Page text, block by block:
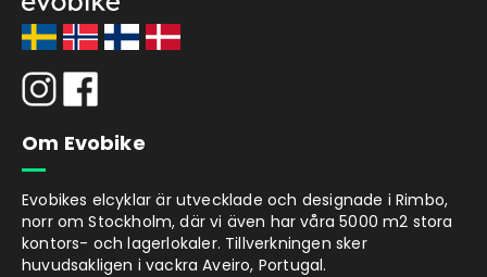
Om Evobike
Evobikes elcyklar är utvecklade och designade i Rimbo,
norr om Stockholm, där vi även har våra 5000 m2 stora
kontors- och lagerlokaler. Tillverkningen sker
huvudsakligen i vackra Aveiro, Portugal.